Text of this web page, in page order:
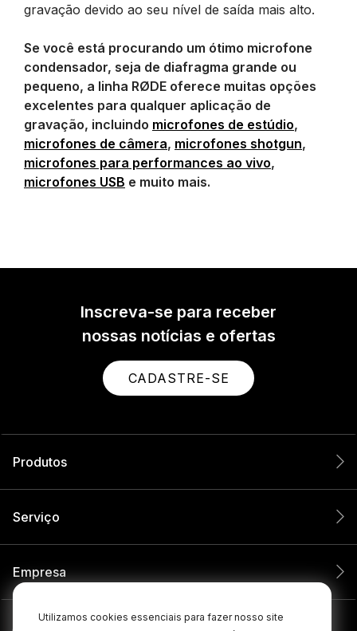
Utilizamos cookies essenciais para fazer nosso site
gravação devido ao seu nível de saída mais alto.
Se você está procurando um ótimo microfone
condensador, seja de diafragma grande ou
pequeno, a linha RØDE oferece muitas opções
excelentes para qualquer aplicação de
gravação, incluindo microfones de estúdio,
microfones de câmera, microfones shotgun,
microfones para performances ao vivo,
microfones USB e muito mais.
Inscreva-se para receber
nossas notícias e ofertas
CADASTRE-SE
Produtos
Serviço
Empresa